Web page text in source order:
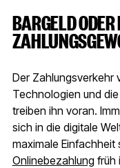
BARGELD
Der Zahlungsverkehr
Technologien und
treiben ihn voran.
sich in die digitale
maximale Einfachheit
Onlinebezahlung früh